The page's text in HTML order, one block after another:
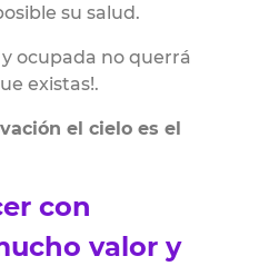
su salud.
ocupada no querrá
existas!.
el cielo es el
con
valor y